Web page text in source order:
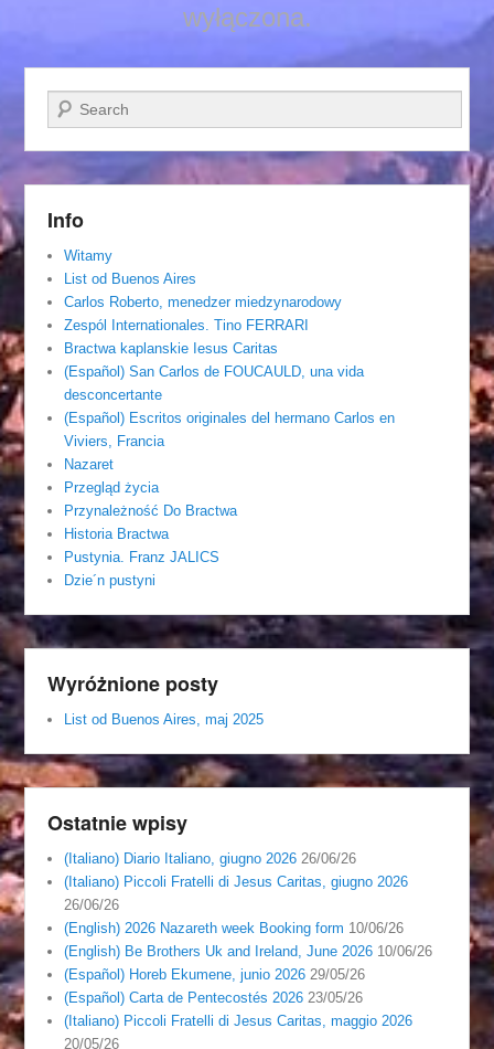
wyłączona.
Szukaj
Info
Witamy
List od Buenos Aires
Carlos Roberto, menedzer miedzynarodowy
Zespól Internationales. Tino FERRARI
Bractwa kaplanskie Iesus Caritas
(Español) San Carlos de FOUCAULD, una vida
desconcertante
(Español) Escritos originales del hermano Carlos en
Viviers, Francia
Nazaret
Przegląd życia
Przynależność Do Bractwa
Historia Bractwa
Pustynia. Franz JALICS
Dzie´n pustyni
Wyróżnione posty
List od Buenos Aires, maj 2025
Ostatnie wpisy
(Italiano) Diario Italiano, giugno 2026 26/06/26
(Italiano) Piccoli Fratelli di Jesus Caritas, giugno 2026
26/06/26
(English) 2026 Nazareth week Booking form 10/06/26
(English) Be Brothers Uk and Ireland, June 2026 10/06/26
(Español) Horeb Ekumene, junio 2026 29/05/26
(Español) Carta de Pentecostés 2026 23/05/26
(Italiano) Piccoli Fratelli di Jesus Caritas, maggio 2026
20/05/26